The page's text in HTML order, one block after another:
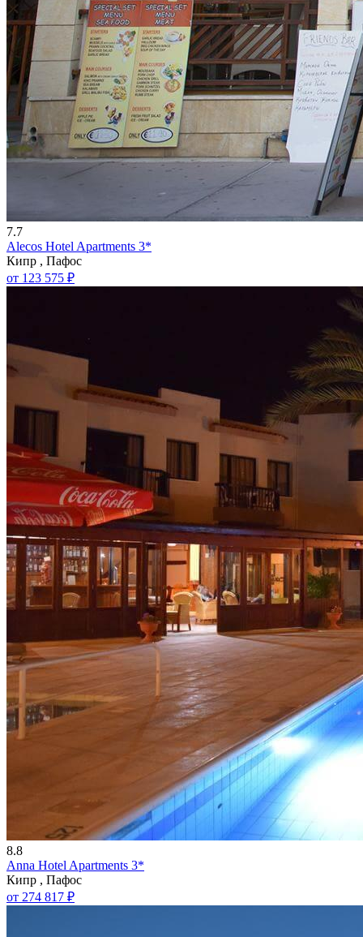
7.7
Alecos Hotel Apartments 3*
Кипр , Пафос
от 123 575 ₽
8.8
Anna Hotel Apartments 3*
Кипр , Пафос
от 274 817 ₽